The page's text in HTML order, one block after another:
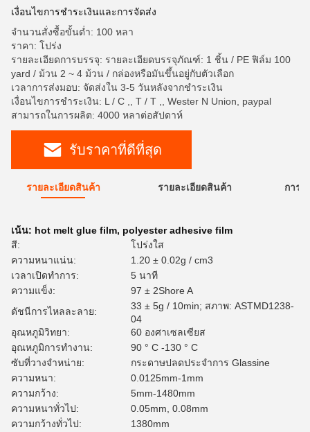
เงื่อนไขการชำระเงินและการจัดส่ง
จำนวนสั่งซื้อขั้นต่ำ: 100 หลา
ราคา: โปร่ง
รายละเอียดการบรรจุ: รายละเอียดบรรจุภัณฑ์: 1 ชิ้น / PE ฟิล์ม 100
yard / ม้วน 2 ~ 4 ม้วน / กล่องหรือมันขึ้นอยู่กับตัวเลือก
เวลาการส่งมอบ: จัดส่งใน 3-5 วันหลังจากชำระเงิน
เงื่อนไขการชำระเงิน: L / C ,, T / T ,, Wester N Union, paypal
สามารถในการผลิต: 4000 หลาต่อสัปดาห์
รับราคาที่ดีที่สุด
รายละเอียดสินค้า รายละเอียดสินค้า การ
เน้น: hot melt glue film, polyester adhesive film
สี:
โปร่งใส
ความหนาแน่น:
1.20 ± 0.02g / cm3
เวลาเปิดทำการ:
5 นาที
ความแข็ง:
97 ± 2Shore A
ดัชนีการไหลละลาย:
33 ± 5g / 10min; สภาพ: ASTMD1238-
04
อุณหภูมิวิทยา:
60 องศาเซลเซียส
อุณหภูมิการทำงาน:
90 ° C -130 ° C
ซับที่วางจำหน่าย:
กระดาษปลดประจำการ Glassine
ความหนา:
0.0125mm-1mm
ความกว้าง:
5mm-1480mm
ความหนาทั่วไป:
0.05mm, 0.08mm
ความกว้างทั่วไป:
1380mm